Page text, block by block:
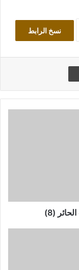
نسخ الرابط
(8)